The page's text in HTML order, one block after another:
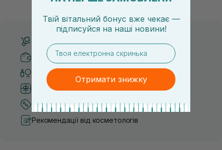
Безпечні способи оплати
Тільки оригінальна косметика
Система бонусів та лояльності
Кращі ціни та топ товари
Рекомендації від косметологів
Твій вітальний бонус вже чекає —
підписуйся на наші новини!
email
Отримати знижку